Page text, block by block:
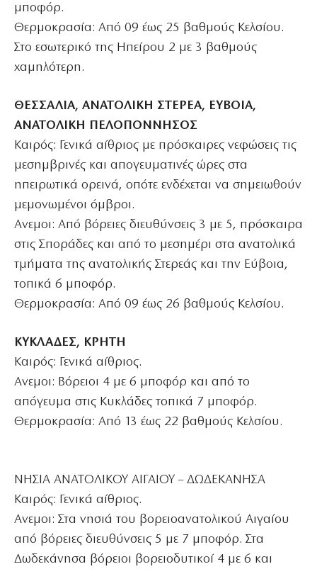
μποφόρ.
Θερμοκρασία: Από 09 έως 25 βαθμούς Κελσίου.
Στο εσωτερικό της Ηπείρου 2 με 3 βαθμούς
χαμηλότερη.
ΘΕΣΣΑΛΙΑ, ΑΝΑΤΟΛΙΚΗ ΣΤΕΡΕΑ, ΕΥΒΟΙΑ,
ΑΝΑΤΟΛΙΚΗ ΠΕΛΟΠΟΝΝΗΣΟΣ
Καιρός: Γενικά αίθριος με πρόσκαιρες νεφώσεις τις
μεσημβρινές και απογευματινές ώρες στα
ηπειρωτικά ορεινά, οπότε ενδέχεται να σημειωθούν
μεμονωμένοι όμβροι.
Ανεμοι: Από βόρειες διευθύνσεις 3 με 5, πρόσκαιρα
στις Σποράδες και από το μεσημέρι στα ανατολικά
τμήματα της ανατολικής Στερεάς και την Εύβοια,
τοπικά 6 μποφόρ.
Θερμοκρασία: Από 09 έως 26 βαθμούς Κελσίου.
ΚΥΚΛΑΔΕΣ, ΚΡΗΤΗ
Καιρός: Γενικά αίθριος.
Ανεμοι: Βόρειοι 4 με 6 μποφόρ και από το
απόγευμα στις Κυκλάδες τοπικά 7 μποφόρ.
Θερμοκρασία: Από 13 έως 22 βαθμούς Κελσίου.
ΝΗΣΙΑ ΑΝΑΤΟΛΙΚΟΥ ΑΙΓΑΙΟΥ – ΔΩΔΕΚΑΝΗΣΑ
Καιρός: Γενικά αίθριος.
Ανεμοι: Στα νησιά του βορειοανατολικού Αιγαίου
από βόρειες διευθύνσεις 5 με 7 μποφόρ. Στα
Δωδεκάνησα βόρειοι βορειοδυτικοί 4 με 6 και